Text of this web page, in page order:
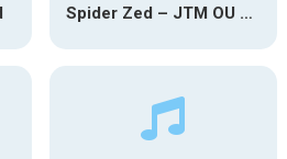
Spider Zed – JTM OU TG